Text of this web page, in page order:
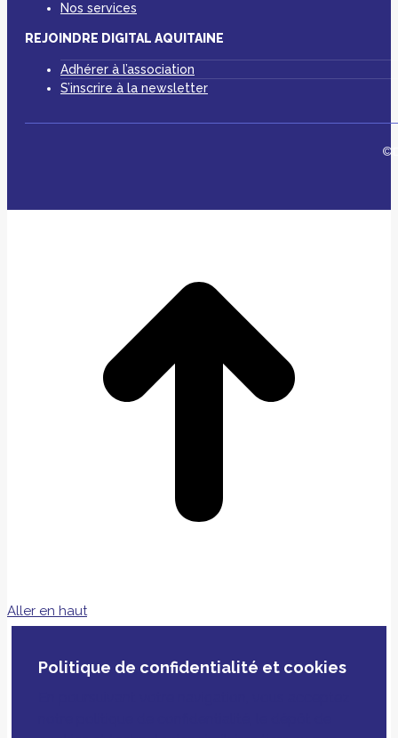
Nos services
REJOINDRE DIGITAL AQUITAINE
Adhérer à l’association
S’inscrire à la newsletter
Aller en haut
Politique de confidentialité et cookies